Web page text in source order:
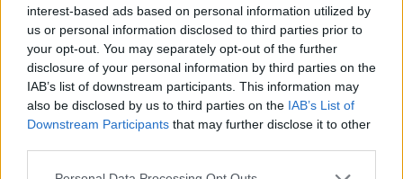
interest-based ads based on personal information utilized by
us or personal information disclosed to third parties prior to
your opt-out. You may separately opt-out of the further
disclosure of your personal information by third parties on the
IAB’s list of downstream participants. This information may
also be disclosed by us to third parties on the IAB’s List of
Downstream Participants that may further disclose it to other
Please note that this website/app uses one or more Google
Categorie
Abrasivi
I prodotti abrasivi